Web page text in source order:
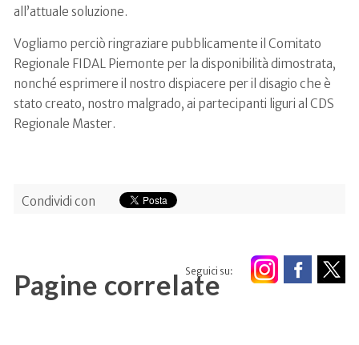
all’attuale soluzione.
Vogliamo perciò ringraziare pubblicamente il Comitato
Regionale FIDAL Piemonte per la disponibilità dimostrata,
nonché esprimere il nostro dispiacere per il disagio che è
stato creato, nostro malgrado, ai partecipanti liguri al CDS
Regionale Master.
Condividi con
Seguici su:
Pagine correlate